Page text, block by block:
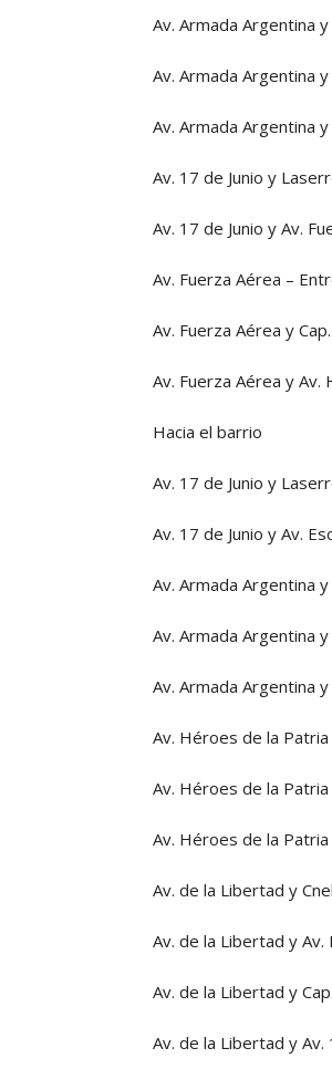
Av. Armada Argentina
Av. Armada Argentina
Av. Armada Argentina y
Av. 17 de Junio y
Av. 17 de Junio y Av.
Av. Fuerza Aérea –
Av. Fuerza Aérea y
Av. Fuerza Aérea y
Hacia el barrio
Av. 17 de Junio y
Av. 17 de Junio y Av.
Av. Armada Argentina
Av. Armada Argentina
Av. Armada Argentina
Av. Héroes de la
Av. Héroes de la
Av. Héroes de la
Av. de la Libertad y
Av. de la Libertad y Av.
Av. de la Libertad y
Av. de la Libertad y Av.